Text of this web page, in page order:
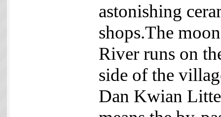
astonishing
shops.The moon
River runs on
side of the
Dan Kwian